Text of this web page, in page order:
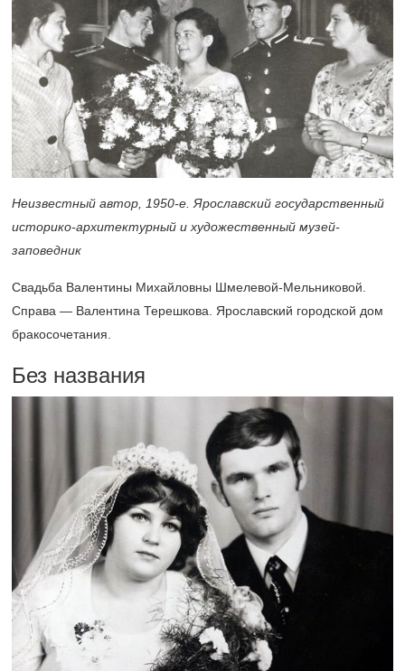
Неизвестный автор, 1950-е. Ярославский государственный
историко-архитектурный и художественный музей-
заповедник
Свадьба Валентины Михайловны Шмелевой-Мельниковой.
Справа — Валентина Терешкова. Ярославский городской дом
бракосочетания.
Без названия